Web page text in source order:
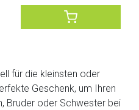
für die kleinsten oder
Geschenk, um Ihren
Bruder oder Schwester bei